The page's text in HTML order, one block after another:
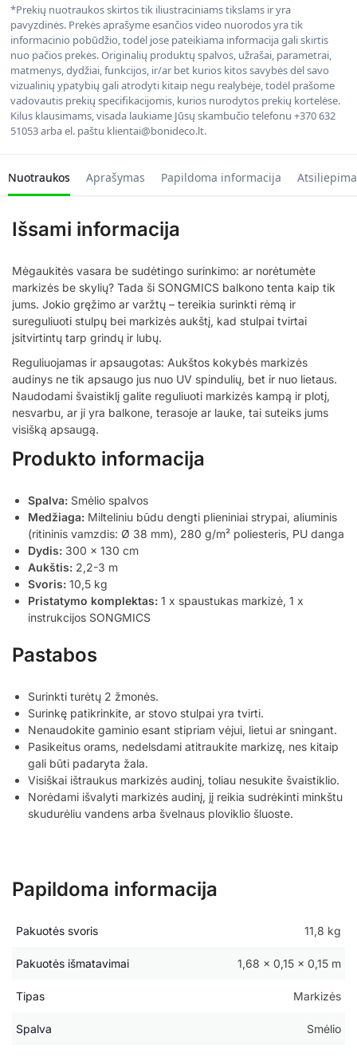
*Prekių nuotraukos skirtos tik iliustraciniams tikslams ir yra
pavyzdinės. Prekės aprašyme esančios video nuorodos yra tik
informacinio pobūdžio, todėl jose pateikiama informacija gali skirtis
nuo pačios prekės. Originalių produktų spalvos, užrašai, parametrai,
matmenys, dydžiai, funkcijos, ir/ar bet kurios kitos savybės dėl savo
vizualinių ypatybių gali atrodyti kitaip negu realybėje, todėl prašome
vadovautis prekių specifikacijomis, kurios nurodytos prekių kortelėse.
Kilus klausimams, visada laukiame Jūsų skambučio telefonu +370 632
51053 arba el. paštu klientai@bonideco.lt.
Nuotraukos Aprašymas Papildoma informacija
Išsami informacija
Mėgaukitės vasara be sudėtingo surinkimo: ar norėtumėte
markizės be skylių? Tada ši SONGMICS balkono tenta kaip tik
jums. Jokio gręžimo ar varžtų – tereikia surinkti rėmą ir
sureguliuoti stulpų bei markizės aukštį, kad stulpai tvirtai
įsitvirtintų tarp grindų ir lubų.
Reguliuojamas ir apsaugotas: Aukštos kokybės markizės
audinys ne tik apsaugo jus nuo UV spindulių, bet ir nuo lietaus.
Naudodami švaistiklį galite reguliuoti markizės kampą ir plotį,
nesvarbu, ar ji yra balkone, terasoje ar lauke, tai suteiks jums
visišką apsaugą.
Produkto informacija
Spalva: Smėlio spalvos
Medžiaga: Milteliniu būdu dengti plieniniai strypai, aliuminis
(ritininis vamzdis: Ø 38 mm), 280 g/m² poliesteris, PU danga
Dydis: 300 x 130 cm
Aukštis: 2,2-3 m
Svoris: 10,5 kg
Pristatymo komplektas: 1 x spaustukas markizė, 1 x
instrukcijos SONGMICS
Pastabos
Surinkti turėtų 2 žmonės.
Surinkę patikrinkite, ar stovo stulpai yra tvirti.
Nenaudokite gaminio esant stipriam vėjui, lietui ar sningant.
Pasikeitus orams, nedelsdami atitraukite markizę, nes kitaip
gali būti padaryta žala.
Visiškai ištraukus markizės audinį, toliau nesukite švaistiklio.
Norėdami išvalyti markizės audinį, jį reikia sudrėkinti minkštu
skudurėliu vandens arba švelnaus ploviklio šluoste.
Papildoma informacija
Pakuotės svoris 11,8 kg
Pakuotės išmatavimai 1,68 × 0,15 × 0,15 m
Tipas Markizės
Spalva Smėlio